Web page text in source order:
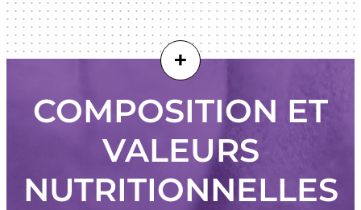
COMPOSITION ET
VALEURS
NUTRITIONNELLES
+